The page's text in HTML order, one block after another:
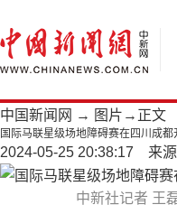
中国新闻网 → 图片 →正文
国际马联星级场地障碍赛在四川成都
2024-05-25 20:38:17 来源
中新社记者 王